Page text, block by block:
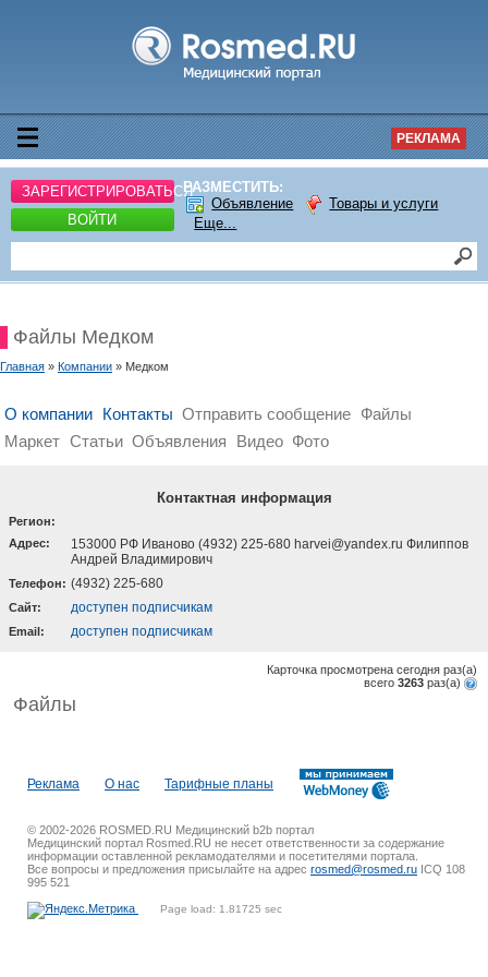
РЕКЛАМА
ЗАРЕГИСТРИРОВАТЬСЯ
ВОЙТИ
РАЗМЕСТИТЬ:
Объявление
Товары и услуги
Еще...
Файлы Медком
Главная » Компании » Медком
О компании Контакты Отправить сообщение Файлы
Маркет Статьи Объявления Видео Фото
Контактная информация
Регион:
Адрес:
153000 РФ Иваново (4932) 225-680 harvei@yandex.ru Филиппов
Андрей Владимирович
Телефон: (4932) 225-680
Cайт: доступен подписчикам
Email: доступен подписчикам
Карточка просмотрена сегодня раз(a)
всего 3263 раз(a)
Файлы
Реклама О нас Тарифные планы
© 2002-2026 ROSMED.RU Медицинский b2b портал
Медицинский портал Rosmed.RU не несет ответственности за содержание
информации оставленной рекламодателями и посетителями портала.
Все вопросы и предложения присылайте на адрес rosmed@rosmed.ru ICQ 108
995 521
Page load: 1.81725 sec